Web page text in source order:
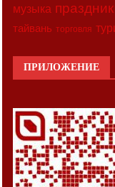
музыка
тайвань торговля
ПРИЛОЖЕНИЕ